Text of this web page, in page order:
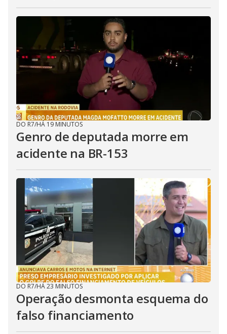
DO R7/HÁ 19 MINUTOS
Genro de deputada morre em
acidente na BR-153
DO R7/HÁ 23 MINUTOS
Operação desmonta esquema do
falso financiamento